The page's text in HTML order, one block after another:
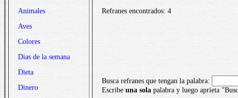
Animales
Aves
Colores
Dias de la semana
Dieta
Dinero
Refranes encontrados: 4
Busca refranes que tengan la palabra:
Escribe una sola palabra y luego aprieta